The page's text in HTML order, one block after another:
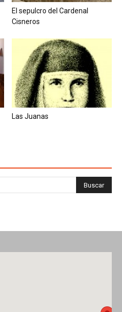
El sepulcro del Cardenal
Cisneros
Las Juanas